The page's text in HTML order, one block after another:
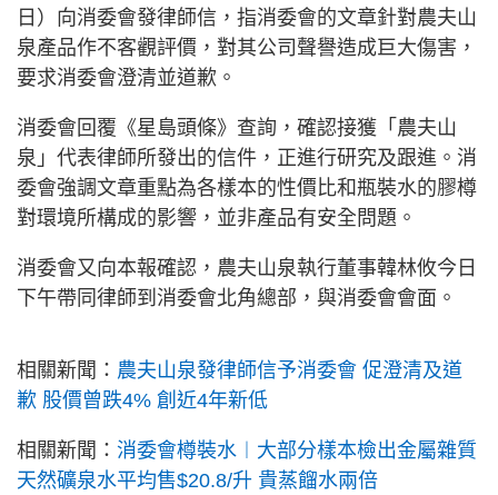
日）向消委會發律師信，指消委會的文章針對農夫山
泉產品作不客觀評價，對其公司聲譽造成巨大傷害，
要求消委會澄清並道歉。
消委會回覆《星島頭條》查詢，確認接獲「農夫山
泉」代表律師所發出的信件，正進行研究及跟進。消
委會強調文章重點為各樣本的性價比和瓶裝水的膠樽
對環境所構成的影響，並非產品有安全問題。
消委會又向本報確認，農夫山泉執行董事韓林攸今日
下午帶同律師到消委會北角總部，與消委會會面。
相關新聞： 農夫山泉發律師信予消委會 促澄清及道
歉 股價曾跌4% 創近4年新低
相關新聞： 消委會樽裝水︱大部分樣本檢出金屬雜質
天然礦泉水平均售$20.8/升 貴蒸餾水兩倍